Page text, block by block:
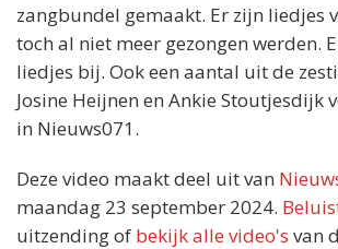
zangbundel gemaakt. Er zijn liedjes
toch al niet meer gezongen werden.
liedjes bij. Ook een aantal uit de
Josine Heijnen en Ankie Stoutjesdijk
in Nieuws071.
Deze video maakt deel uit van
maandag 23 september 2024.
uitzending of bekijk alle video's van